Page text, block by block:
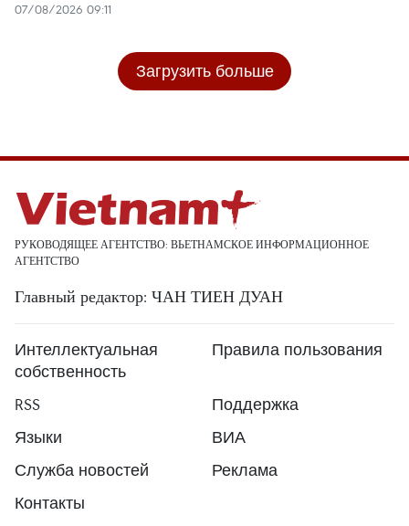
07/08/2026 09:11
Загрузить больше
РУКОВОДЯЩЕЕ АГЕНТСТВО: ВЬЕТНАМСКОЕ ИНФОРМАЦИОННОЕ
АГЕНТСТВО
Главный редактор: ЧАН ТИЕН ДУАН
Интеллектуальная
собственность
Правила пользования
RSS
Поддержка
Языки
ВИА
Служба новостей
Реклама
Контакты